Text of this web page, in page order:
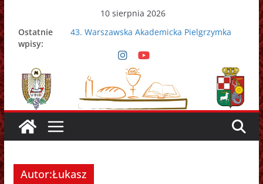
Przejdź
do
treści
10 sierpnia 2026
Ostatnie
wpisy:
43. Warszawska Akademicka Pielgrzymka
Nowy Papież – Leon XIV
Zmarł papież Franciszek
Adrian Galbas nowym metropolitą
warszawskim
Zmarł ks. prałat Kazimierz Apel
Autor:Łukasz